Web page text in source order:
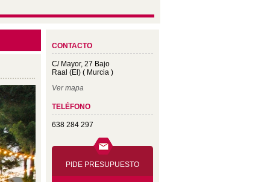
CONTACTO
C/ Mayor, 27 Bajo
Raal (El) ( Murcia )
Ver mapa
TELÉFONO
638 284 297
PIDE PRESUPUESTO